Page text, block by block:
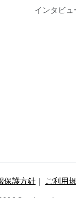
インタビュ
保護方針 ｜ ご利用